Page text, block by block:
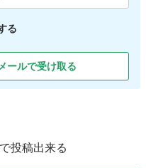
る
ールで受け取る
投稿出来る